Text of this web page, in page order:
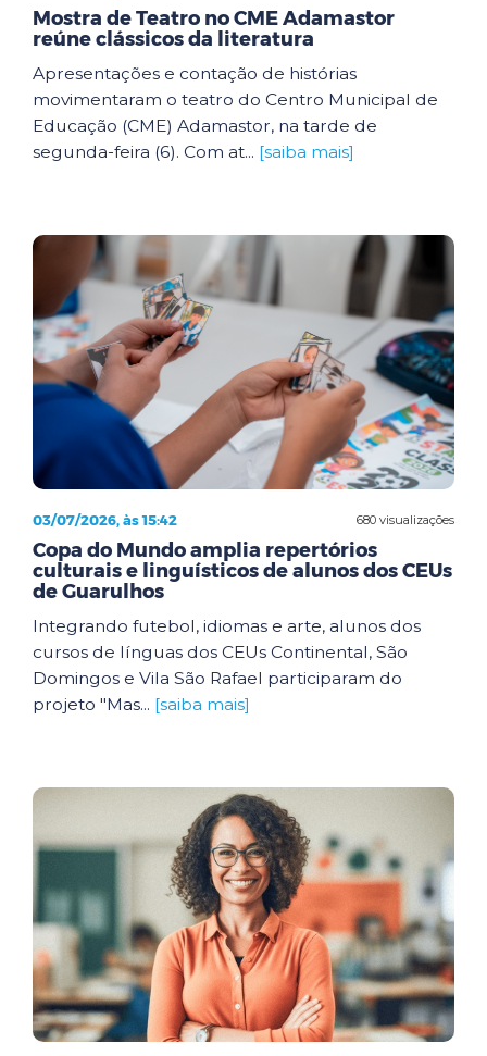
Mostra de Teatro no CME Adamastor
reúne clássicos da literatura
Apresentações e contação de histórias
movimentaram o teatro do Centro Municipal de
Educação (CME) Adamastor, na tarde de
segunda-feira (6). Com at... [saiba mais]
680 visualizações
03/07/2026, às 15:42
Copa do Mundo amplia repertórios
culturais e linguísticos de alunos dos CEUs
de Guarulhos
Integrando futebol, idiomas e arte, alunos dos
cursos de línguas dos CEUs Continental, São
Domingos e Vila São Rafael participaram do
projeto "Mas... [saiba mais]